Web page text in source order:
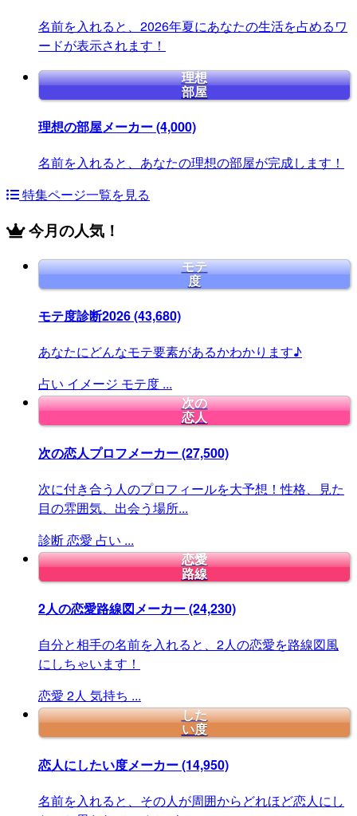
名前を入れると、2026年夏にあなたの生活を占めるワ
ードが表示されます！
理想
部屋
理想の部屋メーカー(4,000)
名前を入れると、あなたの理想の部屋が完成します！
特集ページ一覧を見る
今月の人気！
モテ
度
モテ度診断2026(43,680)
あなたにどんなモテ要素があるかわかります♪
占い イメージ モテ度 ...
次の
恋人
次の恋人プロフメーカー(27,500)
次に付き合う人のプロフィールを大予想！性格、見た
目の雰囲気、出会う場所...
診断恋愛 占い ...
恋愛
路線
2人の恋愛路線図メーカー(24,230)
自分と相手の名前を入れると、2人の恋愛を路線図風
にしちゃいます！
恋愛 2人 気持ち ...
した
い度
恋人にしたい度メーカー(14,950)
名前を入れると、その人が周囲からどれほど恋人にし